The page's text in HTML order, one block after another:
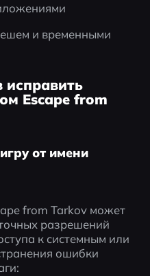
и временными
исправить
Escape from
от имени
from Tarkov может
разрешений
к системным или
ошибки